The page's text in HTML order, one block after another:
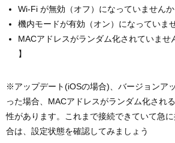
Wi-Fi が無効（オフ）になっていませんか
機内モードが有効（オン）になっていま
MACアドレスがランダム化されていま
】
※アップデート(iOSの場合)、バージョンア
った場合、MACアドレスがランダム化され
性があります。これまで接続できていて急
合は、設定状態を確認してみましょう